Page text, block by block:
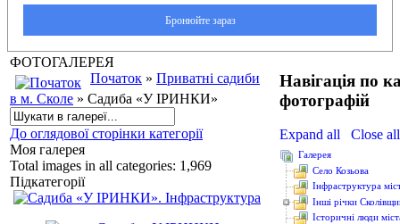
ФОТОГАЛЕРЕЯ
Початок » Приватні садиби
в м. Сколе » Садиба «У ІРИНКИ»
До оглядової сторінки категорії
Моя галерея
Total images in all categories: 1,969
Підкатегорії
Навігація по
фотографій
Expand all Close all
Галерея
Cело Козьова
Інфраструктура
Інші річки
Історичні люди